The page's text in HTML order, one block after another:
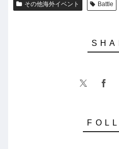
その他海外イベント Battle